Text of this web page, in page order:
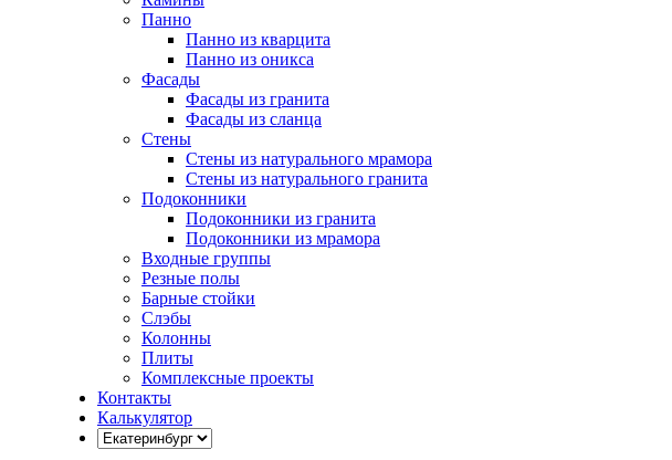
Панно
Панно из кварцита
Панно из оникса
Фасады
Фасады из гранита
Фасады из сланца
Стены
Стены из натурального мрамора
Стены из натурального гранита
Подоконники
Подоконники из гранита
Подоконники из мрамора
Входные группы
Резные полы
Барные стойки
Слэбы
Колонны
Плиты
Комплексные проекты
Контакты
Калькулятор